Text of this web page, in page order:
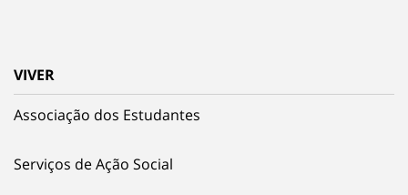
VIVER
Associação dos Estudantes
Serviços de Ação Social